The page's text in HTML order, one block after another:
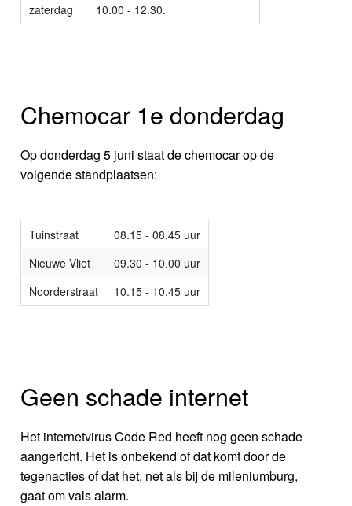
zaterdag
10.00 - 12.30.
Chemocar 1e donderdag
Op donderdag 5 juni staat de chemocar op de
volgende standplaatsen:
Tuinstraat
08.15 - 08.45 uur
Nieuwe Vliet
09.30 - 10.00 uur
Noorderstraat
10.15 - 10.45 uur
Geen schade internet
Het internetvirus Code Red heeft nog geen schade
aangericht. Het is onbekend of dat komt door de
tegenacties of dat het, net als bij de mileniumburg,
gaat om vals alarm.